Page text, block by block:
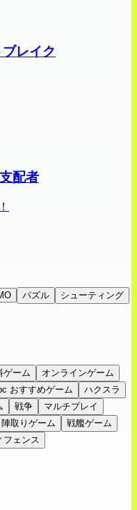
レイク
配者
パズル
シューティング
ゲーム
オンラインゲーム
おすすめゲーム
ハクスラ
戦争
マルチプレイ
陣取りゲーム
戦艦ゲーム
フェンス